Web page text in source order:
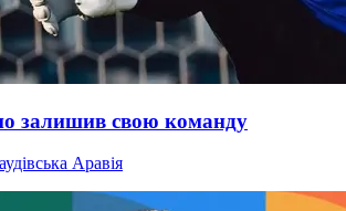
залишив свою команду
Аравія